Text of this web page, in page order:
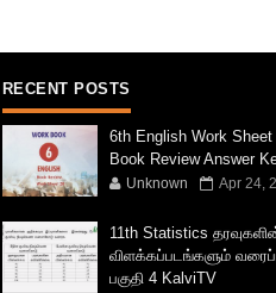
RECENT POSTS
6th English Work
Book Review Answer
Unknown Apr 24,
11th Statistics
விளக்கப்படங்களும்
பகுதி 4 KalviTV